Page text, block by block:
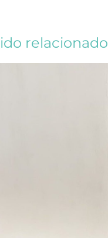
relacionado